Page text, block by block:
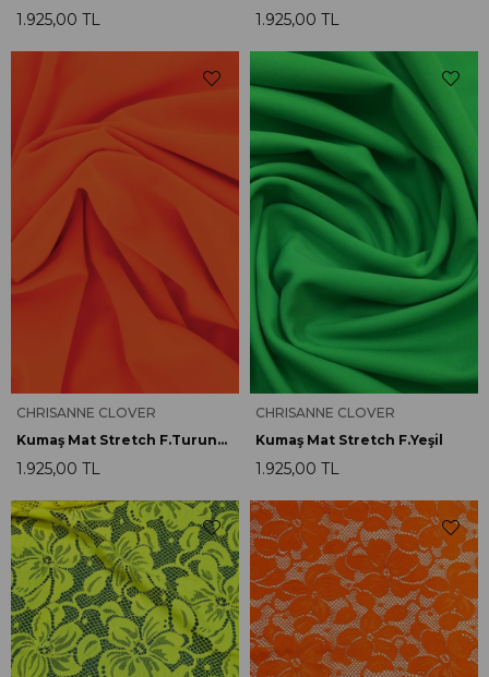
1.925,00 TL 1.925,00 TL
CHRISANNE CLOVER
Kumaş Mat Stretch F.Turuncu
1.925,00 TL
CHRISANNE CLOVER
Kumaş Mat Stretch F.Yeşil
1.925,00 TL